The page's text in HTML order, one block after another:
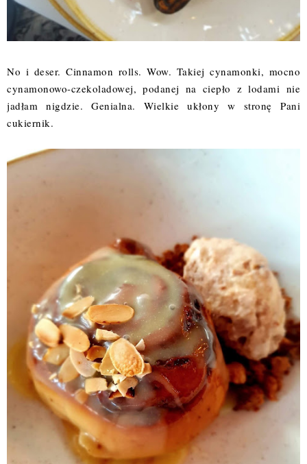
No i deser. Cinnamon rolls. Wow. Takiej cynamonki, mocno
cynamonowo-czekoladowej, podanej na ciepło z lodami nie
jadłam nigdzie. Genialna. Wielkie ukłony w stronę Pani
cukiernik.